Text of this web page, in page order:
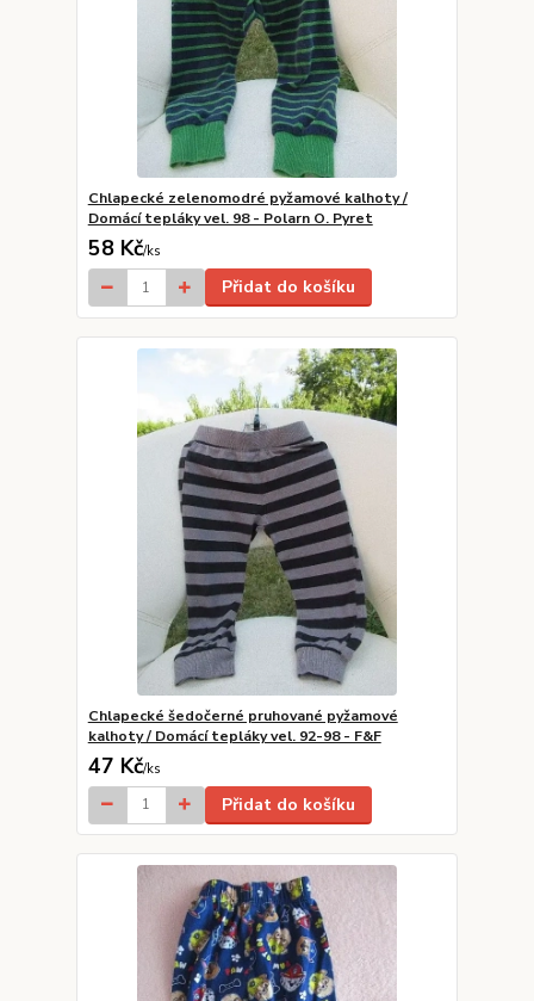
Chlapecké zelenomodré pyžamové kalhoty /
Domácí tepláky vel. 98 - Polarn O. Pyret
58 Kč/ks
Přidat do košíku
Chlapecké šedočerné pruhované pyžamové
kalhoty / Domácí tepláky vel. 92-98 - F&F
47 Kč/ks
Přidat do košíku